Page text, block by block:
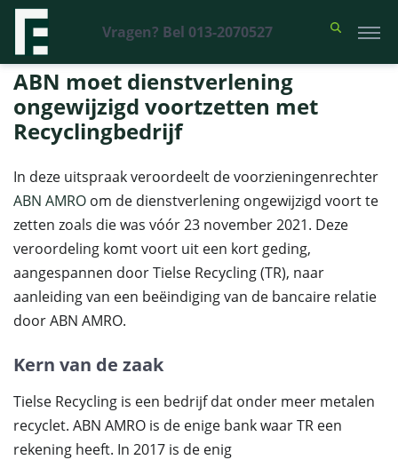
Vragen? Bel 013-2070527
Financieel Recht Advocaten >Uitspraken>ABN moet dienstverlening
ongewijzigd voortzetten met Recyclingbedrijf
ABN moet dienstverlening
ongewijzigd voortzetten met
Recyclingbedrijf
In deze uitspraak veroordeelt de voorzieningenrechter
ABN AMRO om de dienstverlening ongewijzigd voort te
zetten zoals die was vóór 23 november 2021. Deze
veroordeling komt voort uit een kort geding,
aangespannen door Tielse Recycling (TR), naar
aanleiding van een beëindiging van de bancaire relatie
door ABN AMRO.
Kern van de zaak
Tielse Recycling is een bedrijf dat onder meer metalen
recyclet. ABN AMRO is de enige bank waar TR een
rekening heeft. In 2017 is de enig